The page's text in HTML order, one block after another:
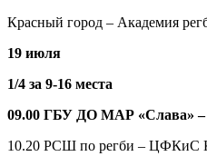
Красный город – Академия
19 июля
1/4 за 9-16 места
09.00 ГБУ ДО МАР «Слава»
10.20 РСШ по регби – ЦФКиС